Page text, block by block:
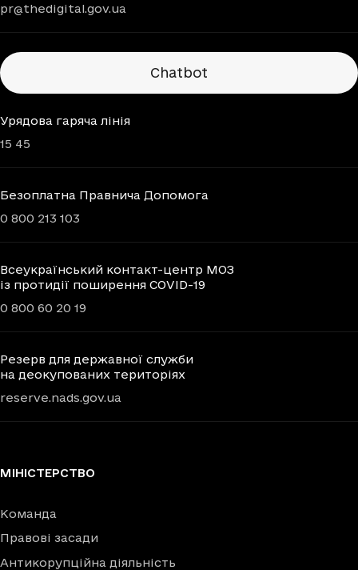
pr@thedigital.gov.ua
Chatbots
Chatbot
Урядова гаряча лінія
15 45
Безоплатна Правнича Допомога
0 800 213 103
Всеукраїнський контакт-центр МОЗ
із протидії поширення COVID-19
0 800 60 20 19
Резерв для державної служби
на деокупованих територіях
reserve.nads.gov.ua
МІНІСТЕРСТВО
Команда
Правові засади
Антикорупційна діяльність